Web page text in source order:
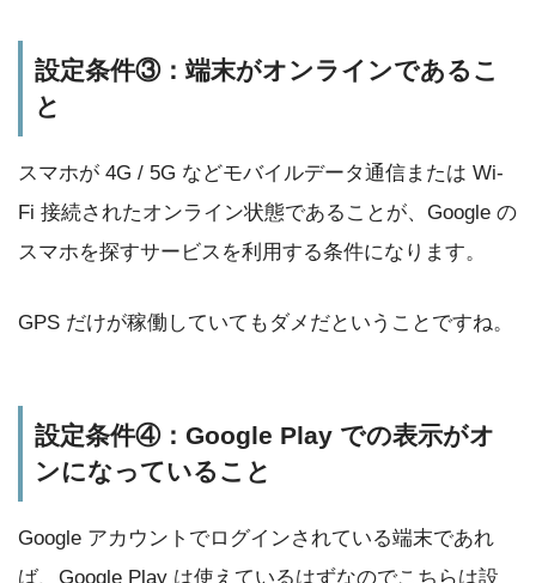
設定条件③：端末がオンラインであるこ
と
スマホが 4G / 5G などモバイルデータ通信または Wi-
Fi 接続されたオンライン状態であることが、Google の
スマホを探すサービスを利用する条件になります。
GPS だけが稼働していてもダメだということですね。
設定条件④：Google Play での表示がオ
ンになっていること
Google アカウントでログインされている端末であれ
ば、Google Play は使えているはずなのでこちらは設